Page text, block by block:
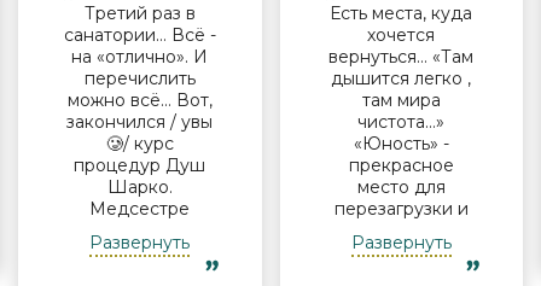
Третий раз в
санатории… Всё -
на «отлично». И
перечислить
можно всё… Вот,
закончился / увы
🥲/ курс
процедур Душ
Шарко.
Медсестре
Виктории -
огромная
благодарность за
Развернуть
Есть места, куда
хочется
вернуться… «Там
дышится легко ,
там мира
чистота…»
«Юность» -
прекрасное
место для
перезагрузки и
полноценного
отдыха
Развернуть